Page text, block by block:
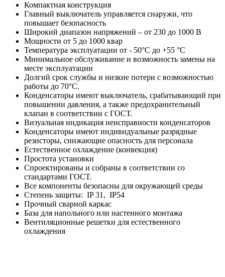
Компактная конструкция
Главный выключатель управляется снаружи, что
повышает безопасность
Широкий диапазон напряжений – от 230 до 1000 В
Мощности от 5 до 1000 квар
Температура эксплуатации от - 50°C до +55 °C
Минимальное обслуживание и возможность замены на
месте эксплуатации
Долгий срок службы и низкие потери с возможностью
работы до 70°C.
Конденсаторы имеют выключатель, срабатывающий при
повышении давления, а также предохранительный
клапан в соответствии с ГОСТ.
Визуальная индикация неисправности конденсаторов
Конденсаторы имеют индивидуальные разрядные
резисторы, снижающие опасность для персонала
Естественное охлаждение (конвекция)
Простота установки
Спроектированы и собраны в соответствии со
стандартами ГОСТ.
Все компоненты безопасны для окружающей среды
Степень защиты: IP 31, IP54
Прочный сварной каркас
База для напольного или настенного монтажа
Вентиляционные решетки для естественного
охлаждения